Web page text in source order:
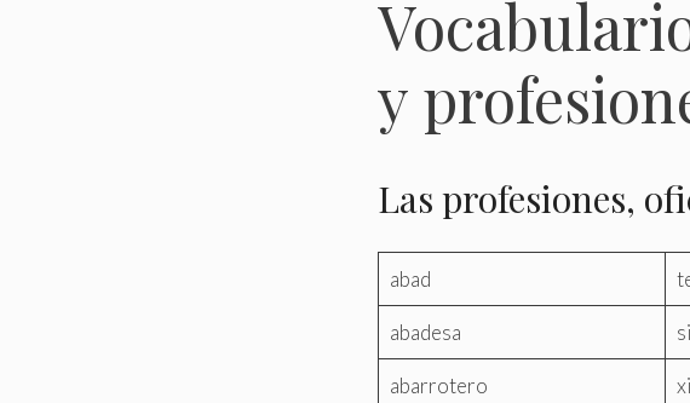
y
Las profesiones,
abad
abadesa
abarrotero